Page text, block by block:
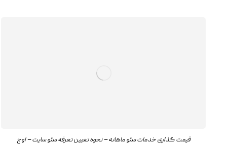
قیمت گذاری خدمات سئو ماهانه – نحوه تعیین تعرفه سئو سایت – اوج